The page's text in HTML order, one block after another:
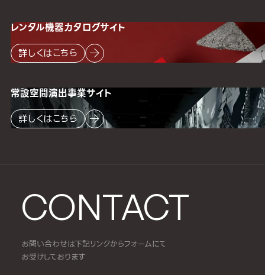
CONTACT
お問い合わせは下記リンクからフォームにて
お受けしております
レンタル機器カタログサイト
詳しくはこちら
常設空間演出事業サイト
詳しくはこちら